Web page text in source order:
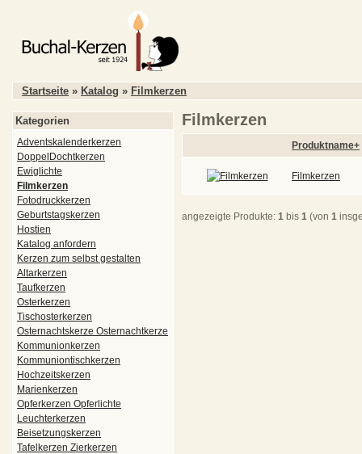
Startseite » Katalog » Filmkerzen
Filmkerzen
Produktname+
Filmkerzen
angezeigte Produkte: 1 bis 1 (von 1
Kategorien
Adventskalenderkerzen
DoppelDochtkerzen
Ewiglichte
Filmkerzen
Fotodruckkerzen
Geburtstagskerzen
Hostien
Katalog anfordern
Kerzen zum selbst gestalten
Altarkerzen
Taufkerzen
Osterkerzen
Tischosterkerzen
Osternachtskerze Osternachtkerze
Kommunionkerzen
Kommuniontischkerzen
Hochzeitskerzen
Marienkerzen
Opferkerzen Opferlichte
Leuchterkerzen
Beisetzungskerzen
Tafelkerzen Zierkerzen